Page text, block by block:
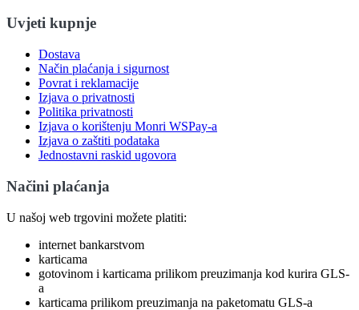
Uvjeti kupnje
Dostava
Način plaćanja i sigurnost
Povrat i reklamacije
Izjava o privatnosti
Politika privatnosti
Izjava o korištenju Monri WSPay-a
Izjava o zaštiti podataka
Jednostavni raskid ugovora
Načini plaćanja
U našoj web trgovini možete platiti:
internet bankarstvom
karticama
gotovinom i karticama prilikom preuzimanja kod kurira GLS-
a
karticama prilikom preuzimanja na paketomatu GLS-a